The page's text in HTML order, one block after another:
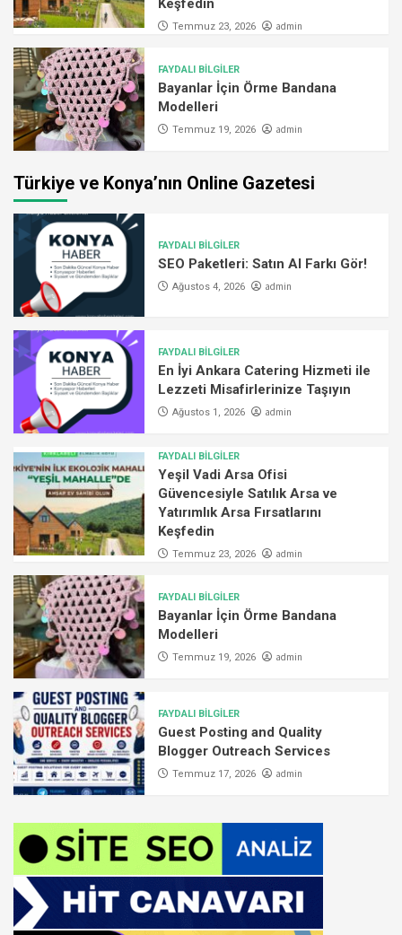
Keşfedin
Temmuz 23, 2026 admin
FAYDALI BİLGİLER
Bayanlar İçin Örme Bandana
Modelleri
Temmuz 19, 2026 admin
Türkiye ve Konya’nın Online Gazetesi
FAYDALI BİLGİLER
SEO Paketleri: Satın Al Farkı Gör!
Ağustos 4, 2026 admin
FAYDALI BİLGİLER
En İyi Ankara Catering Hizmeti ile
Lezzeti Misafirlerinize Taşıyın
Ağustos 1, 2026 admin
FAYDALI BİLGİLER
Yeşil Vadi Arsa Ofisi
Güvencesiyle Satılık Arsa ve
Yatırımlık Arsa Fırsatlarını
Keşfedin
Temmuz 23, 2026 admin
FAYDALI BİLGİLER
Bayanlar İçin Örme Bandana
Modelleri
Temmuz 19, 2026 admin
FAYDALI BİLGİLER
Guest Posting and Quality
Blogger Outreach Services
Temmuz 17, 2026 admin